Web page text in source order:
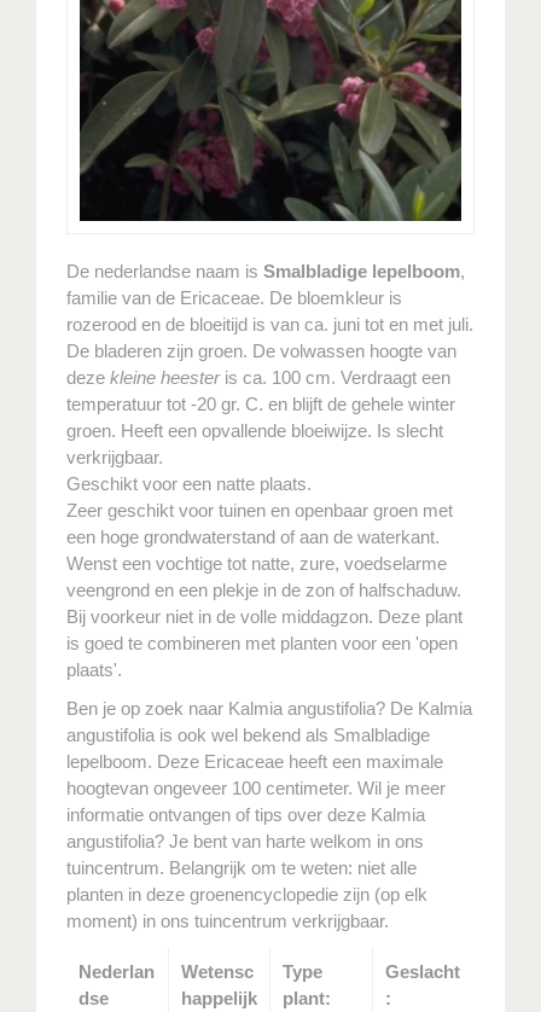
De nederlandse naam is Smalbladige lepelboom,
familie van de Ericaceae. De bloemkleur is
rozerood en de bloeitijd is van ca. juni tot en met juli.
De bladeren zijn groen. De volwassen hoogte van
deze kleine heesteris ca. 100 cm. Verdraagt een
temperatuur tot -20 gr. C. en blijft de gehele winter
groen. Heeft een opvallende bloeiwijze. Is slecht
verkrijgbaar.
Geschikt voor een natte plaats.
Zeer geschikt voor tuinen en openbaar groen met
een hoge grondwaterstand of aan de waterkant.
Wenst een vochtige tot natte, zure, voedselarme
veengrond en een plekje in de zon of halfschaduw.
Bij voorkeur niet in de volle middagzon. Deze plant
is goed te combineren met planten voor een 'open
plaats'.
Ben je op zoek naar Kalmia angustifolia? De Kalmia
angustifolia is ook wel bekend als Smalbladige
lepelboom. Deze Ericaceae heeft een maximale
hoogtevan ongeveer 100 centimeter. Wil je meer
informatie ontvangen of tips over deze Kalmia
angustifolia? Je bent van harte welkom in ons
tuincentrum. Belangrijk om te weten: niet alle
planten in deze groenencyclopedie zijn (op elk
moment) in ons tuincentrum verkrijgbaar.
Nederlan
dse
Wetensc
happelijk
Type
plant:
Geslacht
: